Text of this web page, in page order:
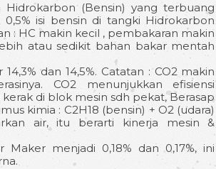
(Bensin) yang terbuang
isi bensin di tangki Hidrokarbon
: HC makin kecil , pembakaran makin
atau sedikit bahan bakar mentah
dan 14,5%. Catatan : CO2 makin
CO2 menunjukkan efisiensi
di blok mesin sdh pekat, Berasap
kimia : C2H18 (bensin) + O2 (udara)
air, itu berarti kinerja mesin &
menjadi 0,18% dan 0,17%, ini